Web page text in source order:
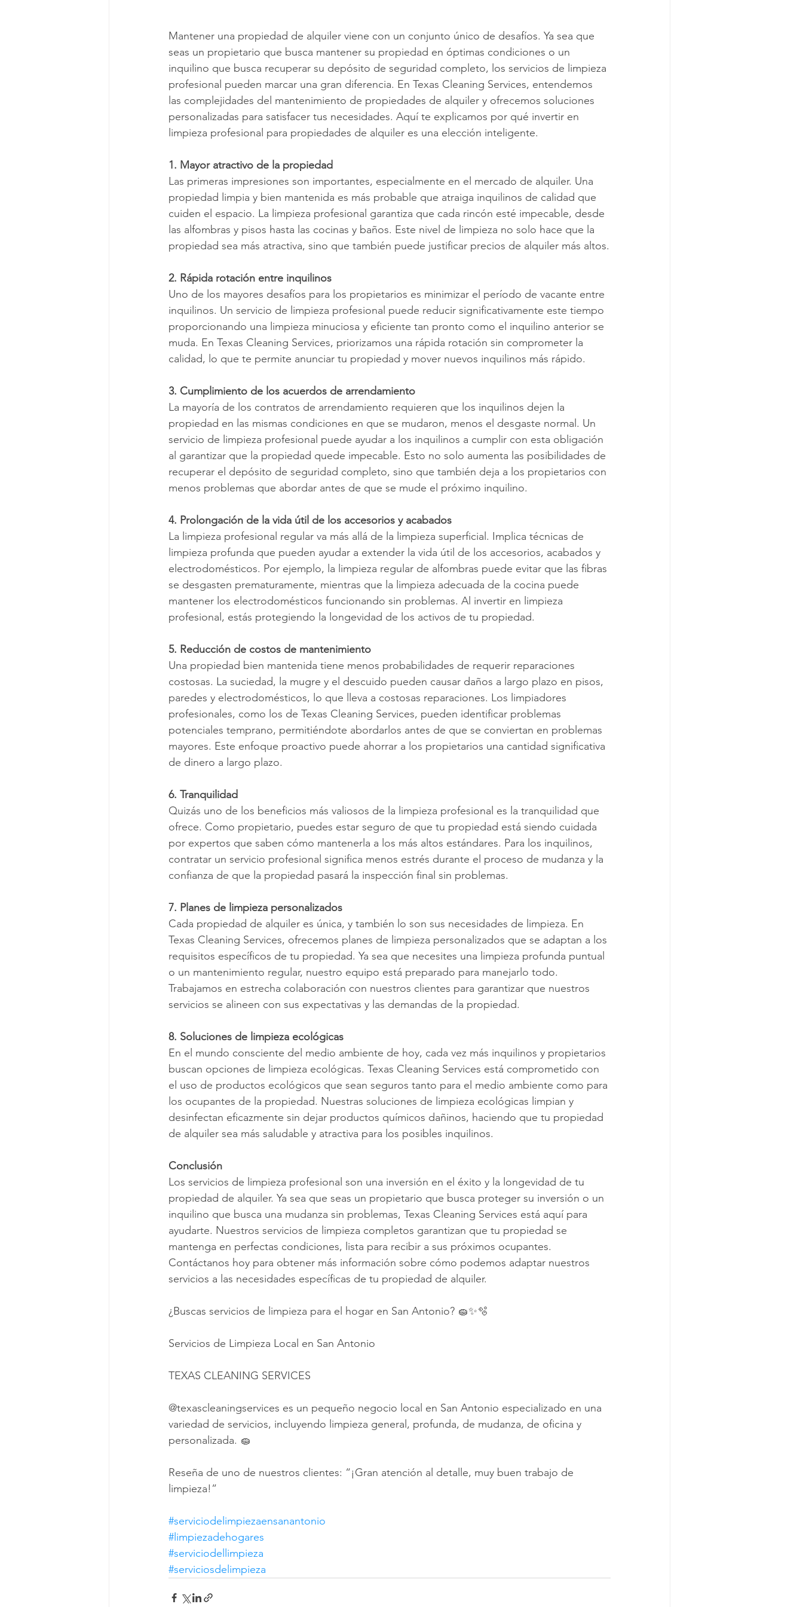
Mantener una propiedad de alquiler viene con un conjunto único de desafíos. Ya sea que
seas un propietario que busca mantener su propiedad en óptimas condiciones o un
inquilino que busca recuperar su depósito de seguridad completo, los servicios de limpieza
profesional pueden marcar una gran diferencia. En Texas Cleaning Services, entendemos
las complejidades del mantenimiento de propiedades de alquiler y ofrecemos soluciones
personalizadas para satisfacer tus necesidades. Aquí te explicamos por qué invertir en
limpieza profesional para propiedades de alquiler es una elección inteligente.
1. Mayor atractivo de la propiedad
Las primeras impresiones son importantes, especialmente en el mercado de alquiler. Una
propiedad limpia y bien mantenida es más probable que atraiga inquilinos de calidad que
cuiden el espacio. La limpieza profesional garantiza que cada rincón esté impecable, desde
las alfombras y pisos hasta las cocinas y baños. Este nivel de limpieza no solo hace que la
propiedad sea más atractiva, sino que también puede justificar precios de alquiler más altos.
2. Rápida rotación entre inquilinos
Uno de los mayores desafíos para los propietarios es minimizar el período de vacante entre
inquilinos. Un servicio de limpieza profesional puede reducir significativamente este tiempo
proporcionando una limpieza minuciosa y eficiente tan pronto como el inquilino anterior se
muda. En Texas Cleaning Services, priorizamos una rápida rotación sin comprometer la
calidad, lo que te permite anunciar tu propiedad y mover nuevos inquilinos más rápido.
3. Cumplimiento de los acuerdos de arrendamiento
La mayoría de los contratos de arrendamiento requieren que los inquilinos dejen la
propiedad en las mismas condiciones en que se mudaron, menos el desgaste normal. Un
servicio de limpieza profesional puede ayudar a los inquilinos a cumplir con esta obligación
al garantizar que la propiedad quede impecable. Esto no solo aumenta las posibilidades de
recuperar el depósito de seguridad completo, sino que también deja a los propietarios con
menos problemas que abordar antes de que se mude el próximo inquilino.
4. Prolongación de la vida útil de los accesorios y acabados
La limpieza profesional regular va más allá de la limpieza superficial. Implica técnicas de
limpieza profunda que pueden ayudar a extender la vida útil de los accesorios, acabados y
electrodomésticos. Por ejemplo, la limpieza regular de alfombras puede evitar que las fibras
se desgasten prematuramente, mientras que la limpieza adecuada de la cocina puede
mantener los electrodomésticos funcionando sin problemas. Al invertir en limpieza
profesional, estás protegiendo la longevidad de los activos de tu propiedad.
5. Reducción de costos de mantenimiento
Una propiedad bien mantenida tiene menos probabilidades de requerir reparaciones
costosas. La suciedad, la mugre y el descuido pueden causar daños a largo plazo en pisos,
paredes y electrodomésticos, lo que lleva a costosas reparaciones. Los limpiadores
profesionales, como los de Texas Cleaning Services, pueden identificar problemas
potenciales temprano, permitiéndote abordarlos antes de que se conviertan en problemas
mayores. Este enfoque proactivo puede ahorrar a los propietarios una cantidad significativa
de dinero a largo plazo.
6. Tranquilidad
Quizás uno de los beneficios más valiosos de la limpieza profesional es la tranquilidad que
ofrece. Como propietario, puedes estar seguro de que tu propiedad está siendo cuidada
por expertos que saben cómo mantenerla a los más altos estándares. Para los inquilinos,
contratar un servicio profesional significa menos estrés durante el proceso de mudanza y la
confianza de que la propiedad pasará la inspección final sin problemas.
7. Planes de limpieza personalizados
Cada propiedad de alquiler es única, y también lo son sus necesidades de limpieza. En
Texas Cleaning Services, ofrecemos planes de limpieza personalizados que se adaptan a los
requisitos específicos de tu propiedad. Ya sea que necesites una limpieza profunda puntual
o un mantenimiento regular, nuestro equipo está preparado para manejarlo todo.
Trabajamos en estrecha colaboración con nuestros clientes para garantizar que nuestros
servicios se alineen con sus expectativas y las demandas de la propiedad.
8. Soluciones de limpieza ecológicas
En el mundo consciente del medio ambiente de hoy, cada vez más inquilinos y propietarios
buscan opciones de limpieza ecológicas. Texas Cleaning Services está comprometido con
el uso de productos ecológicos que sean seguros tanto para el medio ambiente como para
los ocupantes de la propiedad. Nuestras soluciones de limpieza ecológicas limpian y
desinfectan eficazmente sin dejar productos químicos dañinos, haciendo que tu propiedad
de alquiler sea más saludable y atractiva para los posibles inquilinos.
Conclusión
Los servicios de limpieza profesional son una inversión en el éxito y la longevidad de tu
propiedad de alquiler. Ya sea que seas un propietario que busca proteger su inversión o un
inquilino que busca una mudanza sin problemas, Texas Cleaning Services está aquí para
ayudarte. Nuestros servicios de limpieza completos garantizan que tu propiedad se
mantenga en perfectas condiciones, lista para recibir a sus próximos ocupantes.
Contáctanos hoy para obtener más información sobre cómo podemos adaptar nuestros
servicios a las necesidades específicas de tu propiedad de alquiler.
¿Buscas servicios de limpieza para el hogar en San Antonio? 🧽✨🫧
Servicios de Limpieza Local en San Antonio
TEXAS CLEANING SERVICES
@texascleaningservices es un pequeño negocio local en San Antonio especializado en una
variedad de servicios, incluyendo limpieza general, profunda, de mudanza, de oficina y
personalizada. 🧽
Reseña de uno de nuestros clientes: “¡Gran atención al detalle, muy buen trabajo de
limpieza!”
#serviciodelimpiezaensanantonio
#limpiezadehogares
#serviciodellimpieza
#serviciosdelimpieza